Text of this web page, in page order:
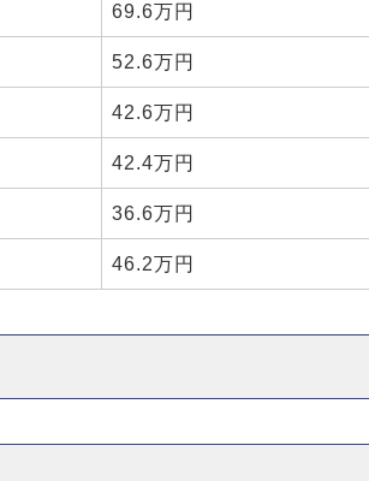
69.6万円
52.6万円
42.6万円
42.4万円
36.6万円
46.2万円